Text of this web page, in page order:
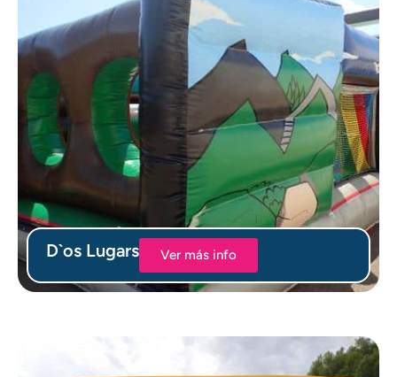
D`os Lugars Ver más info